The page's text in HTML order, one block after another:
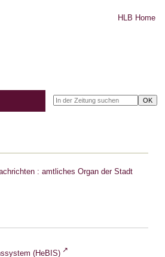
HLB Home
: amtliches Organ der Stadt
(HeBIS)